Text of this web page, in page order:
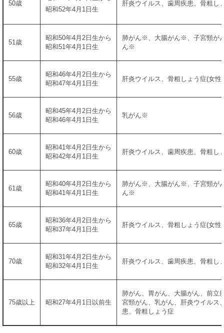
50歳
昭和52年4月1日生
肝炎ウイルス、歯周疾患、骨粗し
51歳
昭和50年4月2日生から
昭和51年4月1日生
肺がん※、大腸がん※、子宮頸が
ん※
55歳
昭和46年4月2日生から
昭和47年4月1日生
肝炎ウイルス、骨粗しょう症(女性)
56歳
昭和45年4月2日生から
昭和46年4月1日生
乳がん※
60歳
昭和41年4月2日生から
昭和42年4月1日生
肝炎ウイルス、歯周疾患、骨粗し
61歳
昭和40年4月2日生から
昭和41年4月1日生
肺がん※、大腸がん※、子宮頸が
ん※
65歳
昭和36年4月2日生から
昭和37年4月1日生
肝炎ウイルス、骨粗しょう症(女性)
70歳
昭和31年4月2日生から
昭和32年4月1日生
肝炎ウイルス、歯周疾患、骨粗し
75歳以上 昭和27年4月1日以前生
肺がん、胃がん、大腸がん、前立
宮頸がん、乳がん、肝炎ウイルス
患、骨粗しょう症